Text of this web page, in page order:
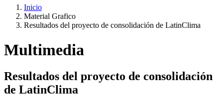
Inicio
Material Grafico
Resultados del proyecto de consolidación de LatinClima
Multimedia
Resultados del proyecto de consolidación
de LatinClima